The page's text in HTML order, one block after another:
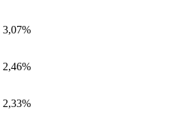
3,07%
2,46%
2,33%